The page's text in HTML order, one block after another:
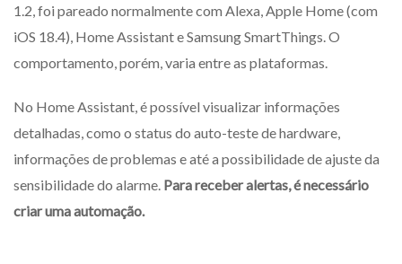
1.2, foi pareado normalmente com Alexa, Apple Home (com
iOS 18.4), Home Assistant e Samsung SmartThings. O
comportamento, porém, varia entre as plataformas.
No Home Assistant, é possível visualizar informações
detalhadas, como o status do auto-teste de hardware,
informações de problemas e até a possibilidade de ajuste da
sensibilidade do alarme. Para receber alertas, é necessário
criar uma automação.